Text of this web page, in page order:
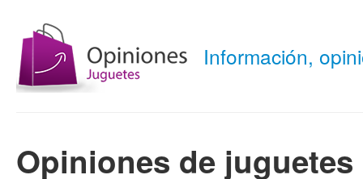
Información,
Opiniones de